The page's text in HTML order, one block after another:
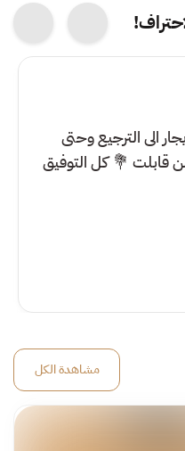
جميلين جدا من اول يوم ل الايجار الى الترجيع وحتى
قابلت 💐 كل التوفيق
مشاهدة الكل